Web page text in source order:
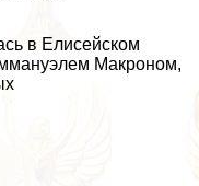
в Елисейском
Макроном,